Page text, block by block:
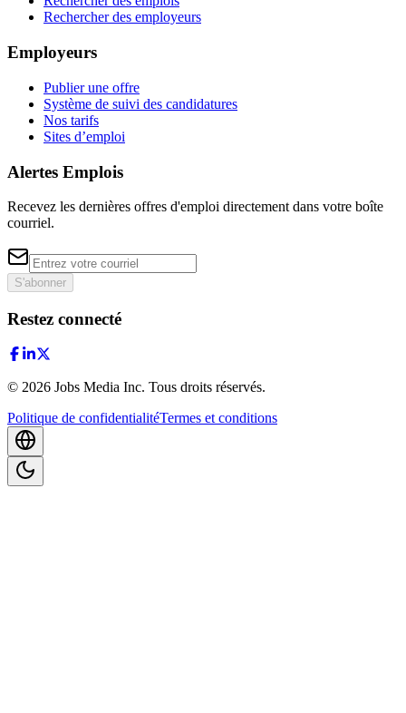
Rechercher des employeurs
Employeurs
Publier une offre
Système de suivi des candidatures
Nos tarifs
Sites d’emploi
Alertes Emplois
Recevez les dernières offres d'emploi directement dans votre boîte
courriel.
S'abonner
Restez connecté
© 2026 Jobs Media Inc. Tous droits réservés.
Politique de confidentialitéTermes et conditions